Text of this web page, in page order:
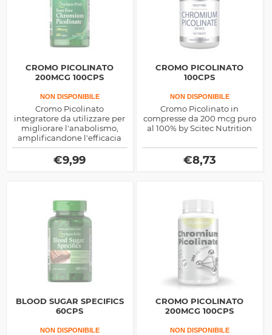
CROMO PICOLINATO
200MCG 100CPS
NON DISPONIBILE
Cromo Picolinato
integratore da utilizzare per
migliorare l'anabolismo,
amplificandone l'efficacia
sul corpo, inoltre a diverse
proprietà salutistiche
€9,99
CROMO PICOLINATO
100CPS
NON DISPONIBILE
Cromo Picolinato in
compresse da 200 mcg puro
al 100% by Scitec Nutrition
€8,73
BLOOD SUGAR SPECIFICS
60CPS
NON DISPONIBILE
CROMO PICOLINATO
200MCG 100CPS
NON DISPONIBILE